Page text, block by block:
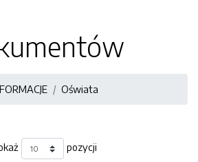
Oświata
pozycji